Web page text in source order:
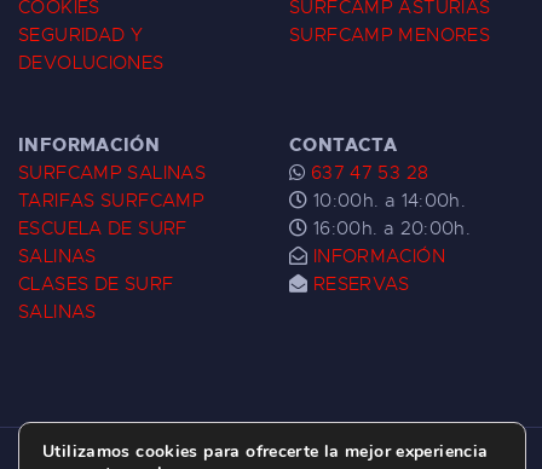
COOKIES
SEGURIDAD Y
DEVOLUCIONES
SURFCAMP ASTURIAS
SURFCAMP MENORES
INFORMACIÓN
SURFCAMP SALINAS
TARIFAS SURFCAMP
ESCUELA DE SURF
SALINAS
CLASES DE SURF
SALINAS
CONTACTA
637 47 53 28
10:00h. a 14:00h.
16:00h. a 20:00h.
INFORMACIÓN
RESERVAS
Utilizamos cookies para ofrecerte la mejor experiencia